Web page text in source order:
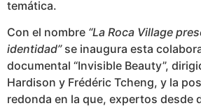
temática.
Con el nombre “La Roca Village
identidad”se inaugura esta
documental “Invisible Beauty”,
Hardison y Frédéric Tcheng, y la
redonda en la que, expertos desde